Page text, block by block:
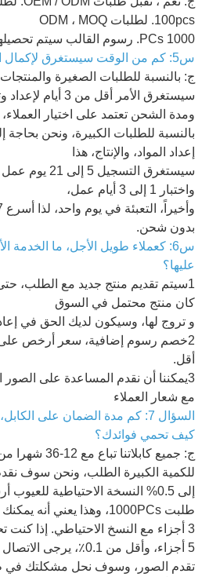
100pcs. لطلبات ODM ، MOQ
1000 PCs. رسوم القالب سيتم تحصيلها وفقا للتصميم.
س5: كم من الوقت سيستغرق لإكمال الطلب؟
ج: بالنسبة للطلبات الصغيرة
سيستغرق الأمر أقل من 3 أيام لإعداد وتسليمها
ومدة الشحن تعتمد على اختيار العملاء، أسرع 7 أيام
بالنسبة للطلبات الكبيرة، ونحن
إعداد المواد، والإنتاج، هذا
سيستغرق
واختبار 1 إلى 3 أيام عمل،
بدون شحن.
س6: كعملاء طويل الأجل، ما الخدمة
عليها؟
1سيتم تقديم منتج جديد مع الطلب،
كان منتج محتمل في السوق
و تروج لها، وسيكون لديك الحق في
2خصم رسوم إضافية، سعر أرخص على
أقل.
3يمكننا أن نقدم المساعدة على الصور
مع شعار العملاء
السؤال 7: كم مدة الضمان على
كيف تحمي فوائدك؟
ج: جميع كابلاتنا
للكمية الكبيرة الطلب، ونحن سوف نقدم
إلى 0.5% النسخة الاحتياطية
طلبت 1000PCs، وهذا يعني أنه يمكنك الحصول على 100
3 أجزاء مع النسخ الاحتياطي. إذا
5 أجزاء، وأقل من 0.1٪، يرجى الاتصال المبيعات و
تقدم الصور، وسوف نحل مشكلتك في